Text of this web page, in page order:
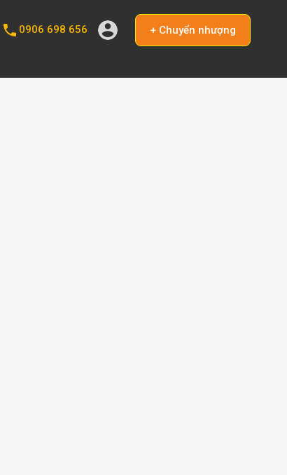
0906 698 656 + Chuyển nhượng